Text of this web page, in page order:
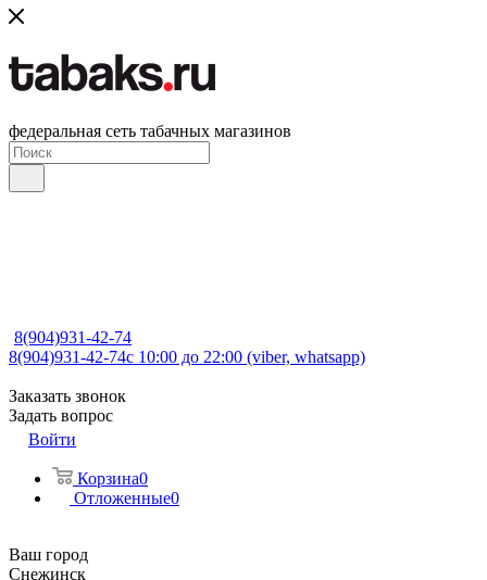
федеральная сеть табачных магазинов
8(904)931-42-74
8(904)931-42-74с 10:00 до 22:00 (viber, whatsapp)
Заказать звонок
Задать вопрос
Войти
Корзина0
Отложенные0
Ваш город
Снежинск